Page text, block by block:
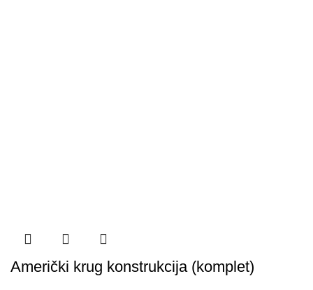
Američki krug konstrukcija (komplet)